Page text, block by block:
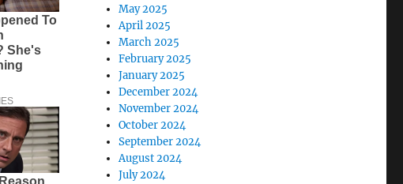
May 2025
April 2025
March 2025
February 2025
January 2025
December 2024
November 2024
October 2024
September 2024
August 2024
July 2024